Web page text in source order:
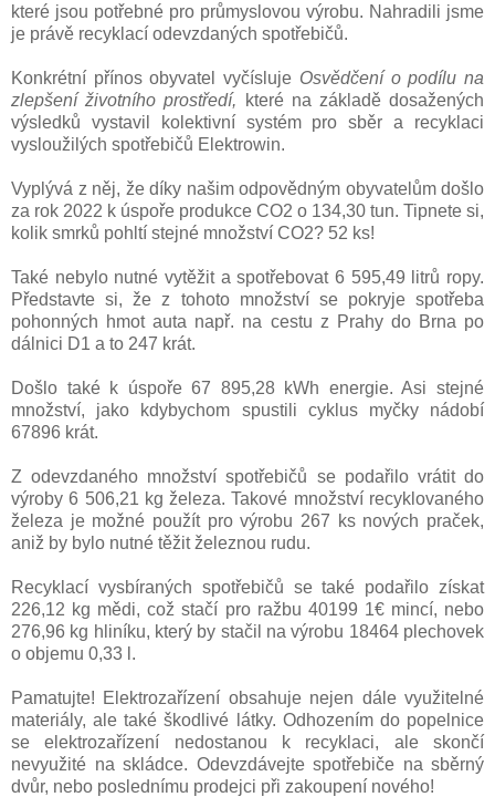
které jsou potřebné pro průmyslovou výrobu. Nahradili jsme
je právě recyklací odevzdaných spotřebičů.
Konkrétní přínos obyvatel vyčísluje Osvědčení o podílu na
zlepšení životního prostředí,
které na základě dosažených
výsledků vystavil kolektivní systém pro sběr a recyklaci
vysloužilých spotřebičů Elektrowin.
Vyplývá z něj, že díky našim odpovědným obyvatelům došlo
za rok 2022 k úspoře produkce CO2 o 134,30 tun. Tipnete si,
kolik smrků pohltí stejné množství CO2? 52 ks!
Také nebylo nutné vytěžit a spotřebovat 6 595,49 litrů ropy.
Představte si, že z tohoto množství se pokryje spotřeba
pohonných hmot auta např. na cestu z Prahy do Brna po
dálnici D1 a to 247 krát.
Došlo také k úspoře 67 895,28 kWh energie. Asi stejné
množství, jako kdybychom spustili cyklus myčky nádobí
67896 krát.
Z odevzdaného množství spotřebičů se podařilo vrátit do
výroby 6 506,21 kg železa. Takové množství recyklovaného
železa je možné použít pro výrobu 267 ks nových praček,
aniž by bylo nutné těžit železnou rudu.
Recyklací vysbíraných spotřebičů se také podařilo získat
226,12 kg mědi, což stačí pro ražbu 40199 1€ mincí, nebo
276,96 kg hliníku, který by stačil na výrobu 18464 plechovek
o objemu 0,33 l.
Pamatujte! Elektrozařízení obsahuje nejen dále využitelné
materiály, ale také škodlivé látky. Odhozením do popelnice
se elektrozařízení nedostanou k recyklaci, ale skončí
nevyužité na skládce. Odevzdávejte spotřebiče na sběrný
dvůr, nebo poslednímu prodejci při zakoupení nového!